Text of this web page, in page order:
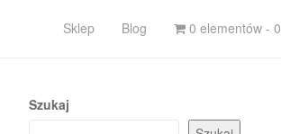
Sklep Blog 0 elementów -
Szukaj